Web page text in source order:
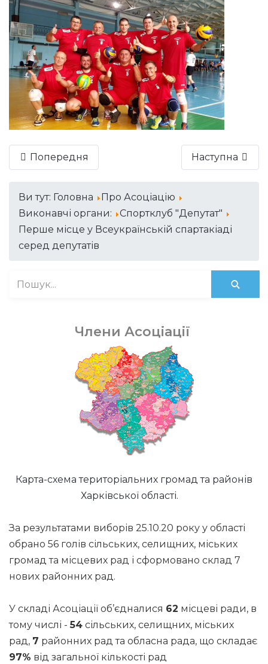
Попередня Наступна
Ви тут: Головна
Про Асоціацію
Виконавчі органи:
Спортклуб "Депутат"
Перше місце у Всеукраїнській спартакіаді
серед депутатів
Члени Асоціації
Карта-схема територіальних громад та районів
Харківської області.
За результатами виборів 25.10.20 року у області
обрано 56 голів сільських, селищних, міських
громад та місцевих рад і сформовано склад 7
нових районних рад.
У складі Асоціації об’єдналися 62 місцеві ради, в
тому числі -54 сільських, селищних, міських
рад, 7 районних рад та обласна рада, що складає
97% від загальної кількості рад